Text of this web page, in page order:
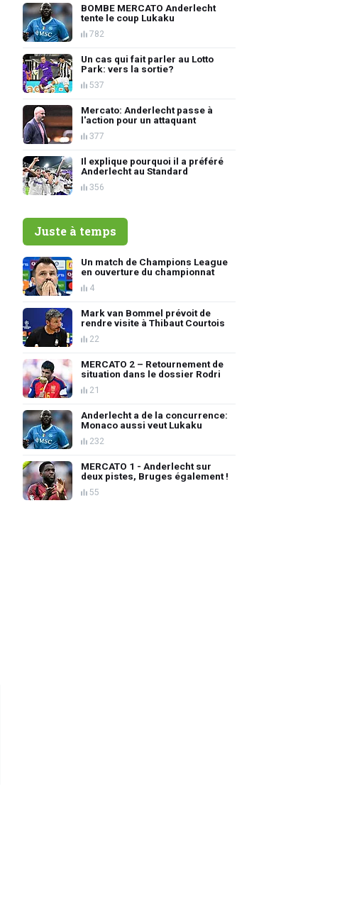
BOMBE MERCATO Anderlecht
tente le coup Lukaku
782
Un cas qui fait parler au Lotto
Park: vers la sortie?
537
Mercato: Anderlecht passe à
l'action pour un attaquant
377
Il explique pourquoi il a préféré
Anderlecht au Standard
356
Juste à temps
Un match de Champions League
en ouverture du championnat
4
Mark van Bommel prévoit de
rendre visite à Thibaut Courtois
22
MERCATO 2 – Retournement de
situation dans le dossier Rodri
21
Anderlecht a de la concurrence:
Monaco aussi veut Lukaku
232
MERCATO 1 - Anderlecht sur
deux pistes, Bruges également !
55